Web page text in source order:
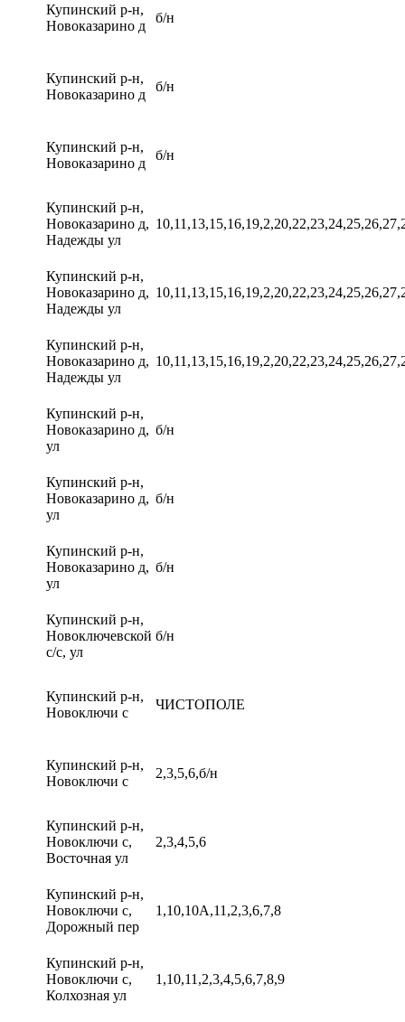
Купинский р-н,
Новоказарино д
б/н
Купинский р-н,
Новоказарино д
б/н
Купинский р-н,
Новоказарино д
б/н
Купинский р-н,
Новоказарино д,
Надежды ул
Купинский р-н,
Новоказарино д,
Надежды ул
Купинский р-н,
Новоказарино д,
Надежды ул
Купинский р-н,
Новоказарино д,
ул
б/н
Купинский р-н,
Новоказарино д,
ул
б/н
Купинский р-н,
Новоказарино д,
ул
б/н
Купинский р-н,
Новоключевской
с/с, ул
б/н
Купинский р-н,
Новоключи с
ЧИСТОПОЛЕ
Купинский р-н,
Новоключи с
2,3,5,6,б/н
Купинский р-н,
Новоключи с,
Восточная ул
2,3,4,5,6
Купинский р-н,
Новоключи с,
Дорожный пер
1,10,10А,11,2,3,6,7,8
Купинский р-н,
Новоключи с,
Колхозная ул
1,10,11,2,3,4,5,6,7,8,9